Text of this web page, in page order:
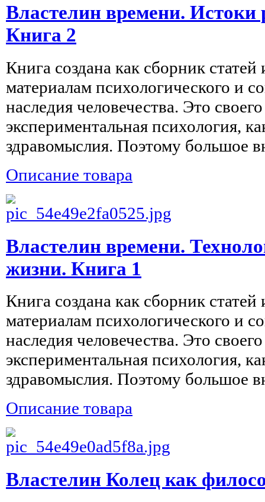
Властелин времени. Истоки
Книга 2
Книга создана как сборник
материалам психологического и
наследия человечества. Это
экспериментальная психология,
здравомыслия. Поэтому большое
Описание товара
Властелин времени.
жизни. Книга 1
Книга создана как сборник
материалам психологического и
наследия человечества. Это
экспериментальная психология,
здравомыслия. Поэтому большое
Описание товара
Властелин Колец как